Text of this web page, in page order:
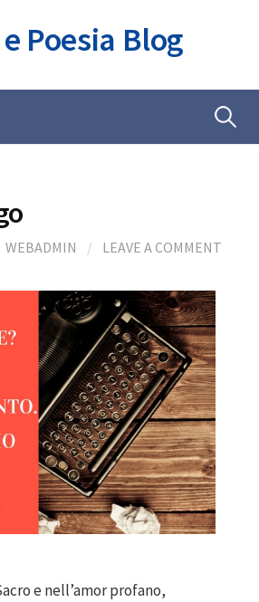
Poesia Blog
Ricerca
WEBADMIN / LEAVE A COMMENT
e nell’amor profano,